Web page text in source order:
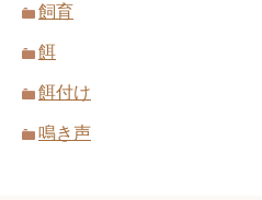
飼育
餌
餌付け
鳴き声